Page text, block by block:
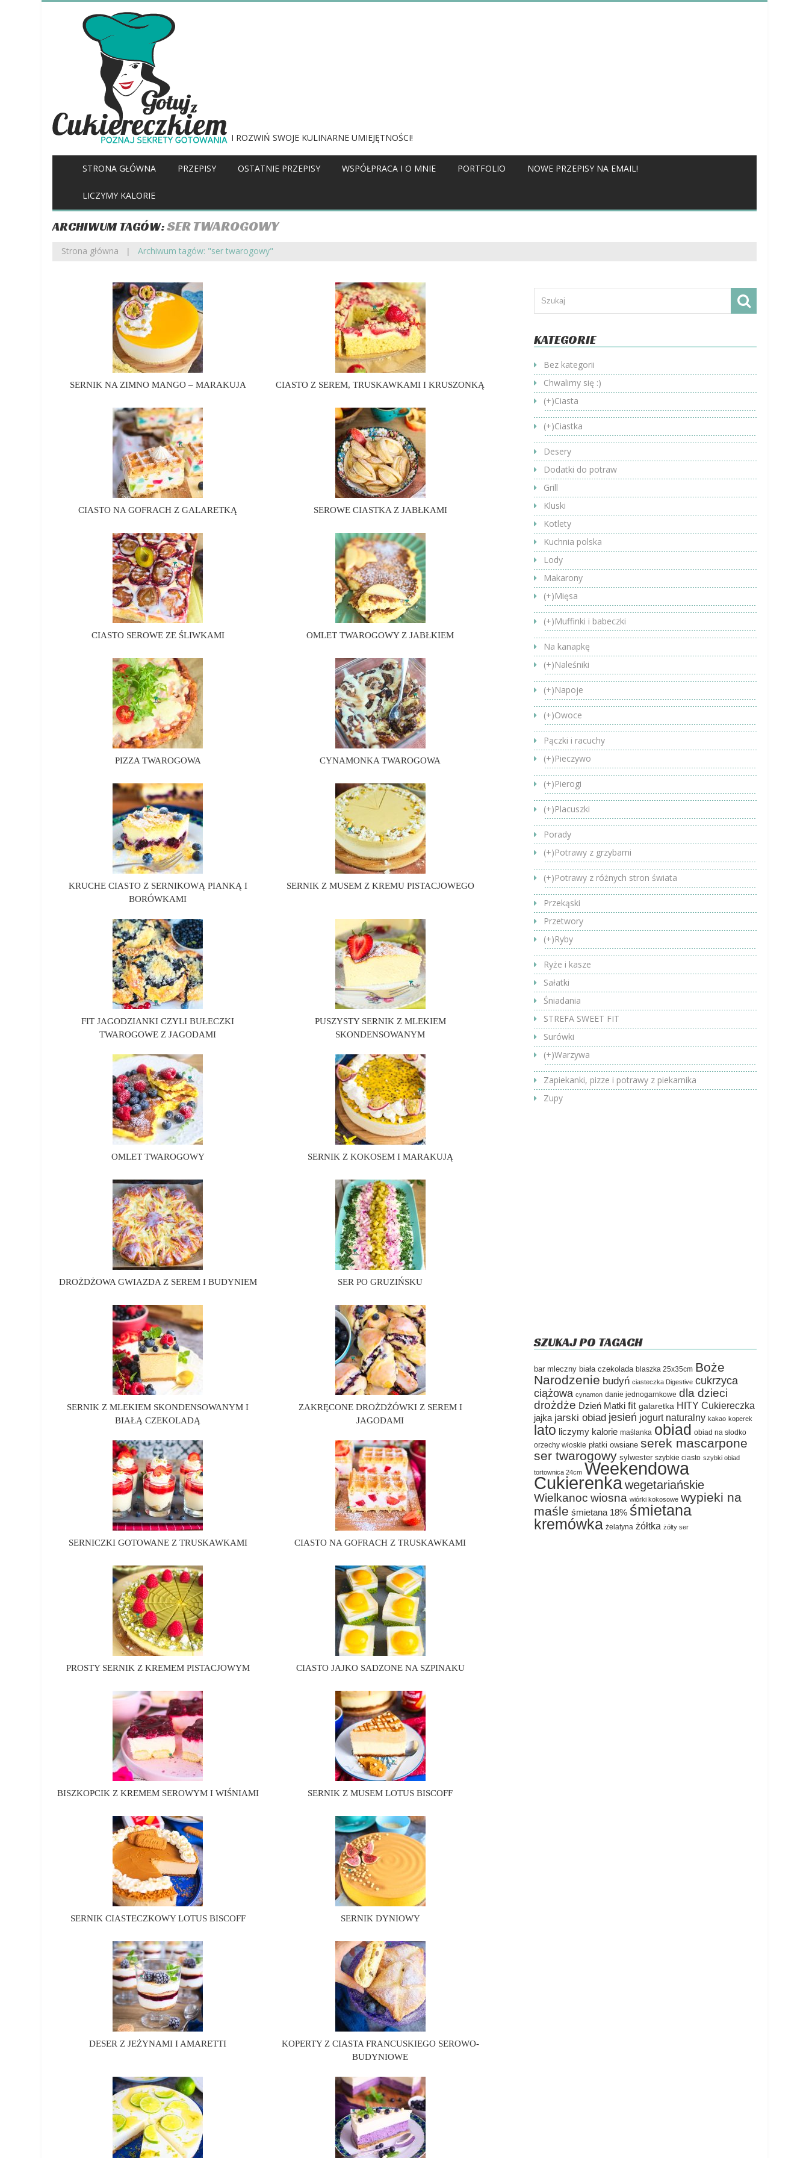
I ROZWIŃ SWOJE KULINARNE UMIEJĘTNOŚCI!
STRONA GŁÓWNA PRZEPISY OSTATNIE PRZEPISY WSPÓŁPRACA I O MNIE PORTFOLIO NOWE PRZEPISY NA EMAIL!
LICZYMY KALORIE
ARCHIWUM TAGÓW:SER TWAROGOWY
Strona główna Archiwum tagów: "ser twarogowy"
SERNIK NA ZIMNO MANGO – MARAKUJA CIASTO Z SEREM, TRUSKAWKAMI I KRUSZONKĄ
CIASTO NA GOFRACH Z GALARETKĄ SEROWE CIASTKA Z JABŁKAMI
CIASTO SEROWE ZE ŚLIWKAMI OMLET TWAROGOWY Z JABŁKIEM
PIZZA TWAROGOWA CYNAMONKA TWAROGOWA
KRUCHE CIASTO Z SERNIKOWĄ PIANKĄ I
BORÓWKAMI
SERNIK Z MUSEM Z KREMU PISTACJOWEGO
FIT JAGODZIANKI CZYLI BUŁECZKI
TWAROGOWE Z JAGODAMI
PUSZYSTY SERNIK Z MLEKIEM
SKONDENSOWANYM
OMLET TWAROGOWY SERNIK Z KOKOSEM I MARAKUJĄ
DROŻDŻOWA GWIAZDA Z SEREM I BUDYNIEM SER PO GRUZIŃSKU
SERNIK Z MLEKIEM SKONDENSOWANYM I
BIAŁĄ CZEKOLADĄ
ZAKRĘCONE DROŻDŻÓWKI Z SEREM I
JAGODAMI
SERNICZKI GOTOWANE Z TRUSKAWKAMI CIASTO NA GOFRACH Z TRUSKAWKAMI
PROSTY SERNIK Z KREMEM PISTACJOWYM CIASTO JAJKO SADZONE NA SZPINAKU
BISZKOPCIK Z KREMEM SEROWYM I WIŚNIAMI SERNIK Z MUSEM LOTUS BISCOFF
SERNIK CIASTECZKOWY LOTUS BISCOFF SERNIK DYNIOWY
DESER Z JEŻYNAMI I AMARETTI
KOPERTY Z CIASTA FRANCUSKIEGO SEROWO-
BUDYNIOWE
KATEGORIE
Bez kategorii
Chwalimy się :)
(+)Ciasta
(+)Ciastka
Desery
Dodatki do potraw
Grill
Kluski
Kotlety
Kuchnia polska
Lody
Makarony
(+)Mięsa
(+)Muffinki i babeczki
Na kanapkę
(+)Naleśniki
(+)Napoje
(+)Owoce
Pączki i racuchy
(+)Pieczywo
(+)Pierogi
(+)Placuszki
Porady
(+)Potrawy z grzybami
(+)Potrawy z różnych stron świata
Przekąski
Przetwory
(+)Ryby
Ryże i kasze
Sałatki
Śniadania
STREFA SWEET FIT
Surówki
(+)Warzywa
Zapiekanki, pizze i potrawy z piekarnika
Zupy
SZUKAJ PO TAGACH
bar mleczny biała czekolada blaszka 25x35cm Boże
Narodzenie budyń ciasteczka Digestive cukrzyca
ciążowa cynamon danie jednogarnkowe dla dzieci
drożdże Dzień Matki fit galaretka HITY Cukiereczka
jajka jarski obiad jesień jogurt naturalny kakao koperek
lato liczymy kalorie maślanka obiad obiad na słodko
orzechy włoskie płatki owsiane serek mascarpone
ser twarogowy sylwester szybkie ciasto szybki obiad
tortownica 24cm Weekendowa
Cukierenkawegetariańskie
Wielkanoc wiosna wiórki kokosowe wypieki na
maśle śmietana 18% śmietana
kremówka żelatyna żółtka żółty ser